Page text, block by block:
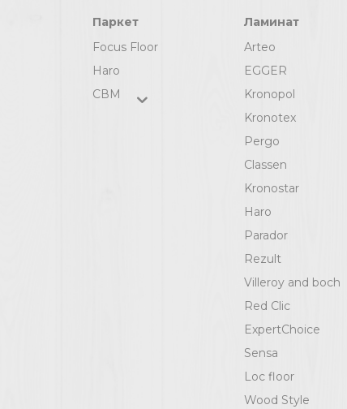
Паркет
Focus Floor
Haro
СВМ
Ламинат
Arteo
EGGER
Kronopol
Kronotex
Pergo
Classen
Kronostar
Haro
Parador
Rezult
Villeroy and boch
Red Clic
ExpertChoice
Sensa
Loc floor
Wood Style